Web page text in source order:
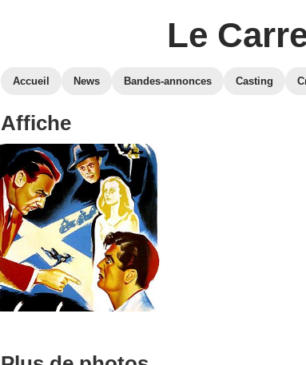
Le
Accueil News Bandes-annonces Casting
Affiche